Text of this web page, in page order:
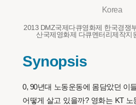
Korea
2013 DMZ국제다큐영화제 한국경쟁
산국제영화제 다큐멘터리제작지
Synopsis
0, 90년대 노동운동에 몸담았던 이
어떻게 살고 있을까? 영화는 KT 노